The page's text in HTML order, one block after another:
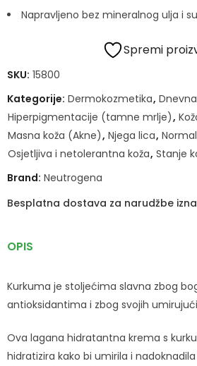
Napravljeno bez mineralnog ulja i
Spremi
SKU: 15800
Kategorije: Dermokozmetika,
Hiperpigmentacije (tamne mrlje),
Masna koža (Akne), Njega lica,
Osjetljiva i netolerantna koža, Stanje
Brand: Neutrogena
Besplatna dostava za narudžbe
OPIS
Kurkuma je stoljećima slavna zbog
antioksidantima i zbog svojih
Ova lagana hidratantna krema s
hidratizira kako bi umirila i